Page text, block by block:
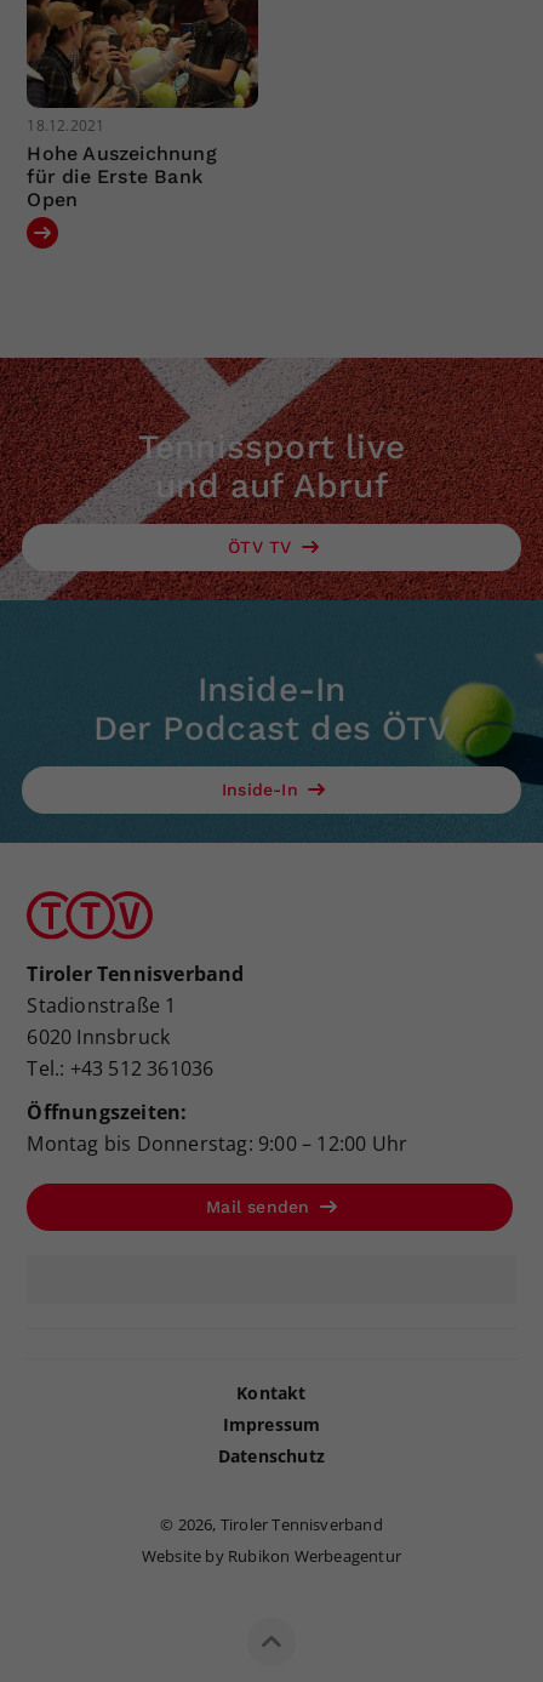
18.12.2021
Hohe Auszeichnung
für die Erste Bank
Open
Tennissport live
und auf Abruf
ÖTV TV
Inside-In
Der Podcast des ÖTV
Inside-In
Tiroler Tennisverband
Stadionstraße 1
6020 Innsbruck
Tel.: +43 512 361036
Öffnungszeiten:
Montag bis Donnerstag: 9:00 – 12:00 Uhr
Mail senden
Kontakt
Impressum
Datenschutz
© 2026, Tiroler Tennisverband
Website by Rubikon Werbeagentur